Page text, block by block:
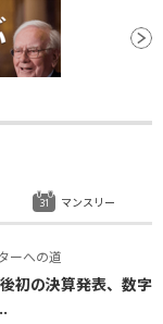
個人消費
ランスシート
利下げ
ーへの道
初の決算発表、数字
マンスリー